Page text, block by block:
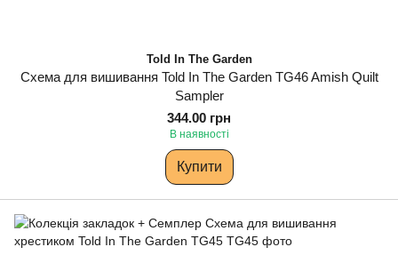
Told In The Garden
Схема для вишивання Told In The Garden TG46 Amish Quilt
Sampler
344.00 грн
В наявності
Купити